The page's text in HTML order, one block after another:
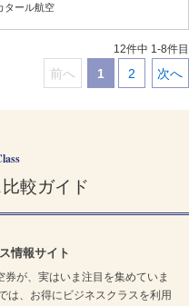
タール航空
12件中 1-8件目
前へ 1 2 次へ
較ガイド
情報サイト
が、実はいま注目を集めていま
は、お得にビジネスクラスを利用